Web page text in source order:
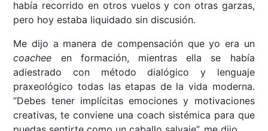
había recorrido en otros vuelos y con otras garzas,
pero hoy estaba liquidado sin discusión.
Me dijo a manera de compensación que yo era un
coachee en formación, mientras ella se había
adiestrado con método dialógico y lenguaje
praxeológico todas las etapas de la vida moderna.
“Debes tener implícitas emociones y motivaciones
creativas, te conviene una coach sistémica para que